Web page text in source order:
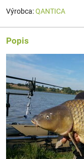
Výrobca:QANTICA
Popis